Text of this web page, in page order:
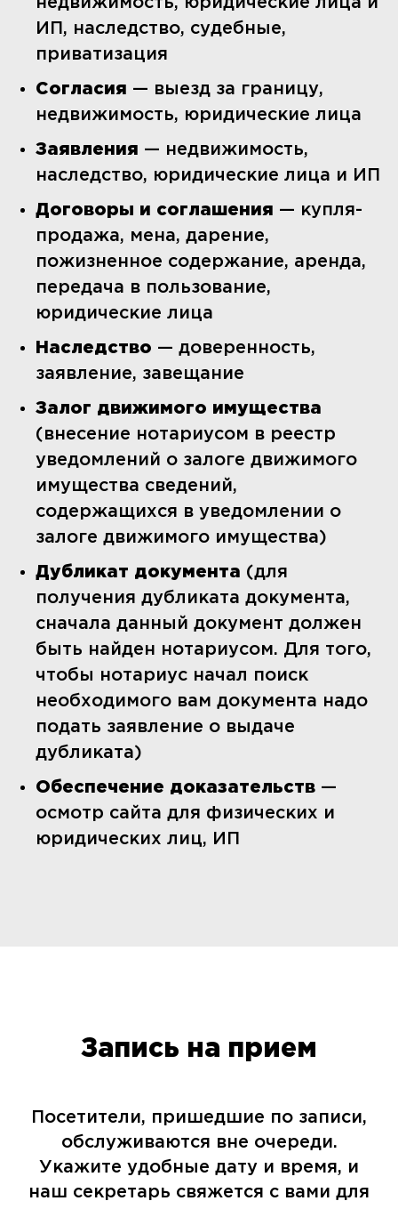
ИП, наследство, судебные,
приватизация
Согласия — выезд за границу,
недвижимость, юридические лица
Заявления — недвижимость,
наследство, юридические лица и ИП
Договоры и соглашения — купля-
продажа, мена, дарение,
пожизненное содержание, аренда,
передача в пользование,
юридические лица
Наследство — доверенность,
заявление, завещание
Залог движимого имущества
(внесение нотариусом в реестр
уведомлений о залоге движимого
имущества сведений,
содержащихся в уведомлении о
залоге движимого имущества)
Дубликат документа (для
получения дубликата документа,
сначала данный документ должен
быть найден нотариусом. Для того,
чтобы нотариус начал поиск
необходимого вам документа надо
подать заявление о выдаче
дубликата)
Обеспечение доказательств —
осмотр сайта для физических и
юридических лиц, ИП
Запись на прием
Посетители, пришедшие по записи,
обслуживаются вне очереди.
Укажите удобные дату и время, и
наш секретарь свяжется с вами для